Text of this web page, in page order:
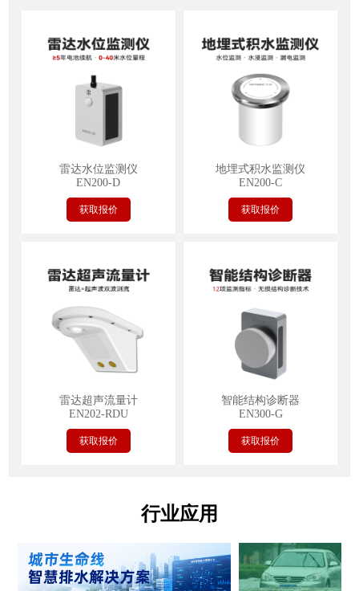
雷达水位监测仪
EN200-D
获取报价
地埋式积水监测仪
EN200-C
获取报价
雷达超声流量计
EN202-RDU
获取报价
智能结构诊断器
EN300-G
获取报价
行业应用